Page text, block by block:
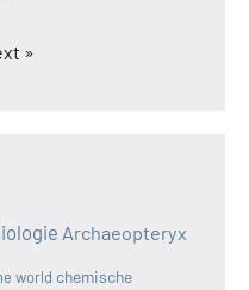
»
Archaeopteryx
world chemische